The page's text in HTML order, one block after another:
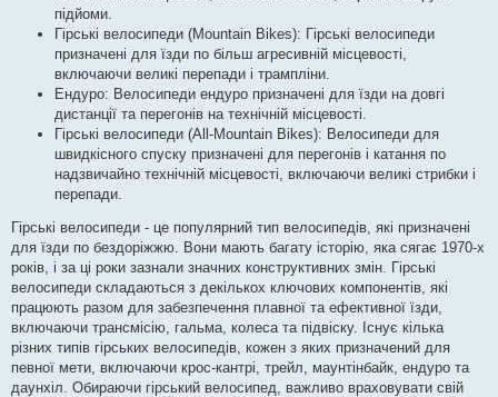
підйоми.
Гірські велосипеди (Mountain Bikes): Гірські велосипеди
призначені для їзди по більш агресивній місцевості,
включаючи великі перепади і трампліни.
Ендуро: Велосипеди ендуро призначені для їзди на довгі
дистанції та перегонів на технічній місцевості.
Гірські велосипеди (All-Mountain Bikes): Велосипеди для
швидкісного спуску призначені для перегонів і катання по
надзвичайно технічній місцевості, включаючи великі стрибки і
перепади.
Гірські велосипеди - це популярний тип велосипедів, які призначені
для їзди по бездоріжжю. Вони мають багату історію, яка сягає 1970-х
років, і за ці роки зазнали значних конструктивних змін. Гірські
велосипеди складаються з декількох ключових компонентів, які
працюють разом для забезпечення плавної та ефективної їзди,
включаючи трансмісію, гальма, колеса та підвіску. Існує кілька
різних типів гірських велосипедів, кожен з яких призначений для
певної мети, включаючи крос-кантрі, трейл, маунтінбайк, ендуро та
даунхіл. Обираючи гірський велосипед, важливо враховувати свій